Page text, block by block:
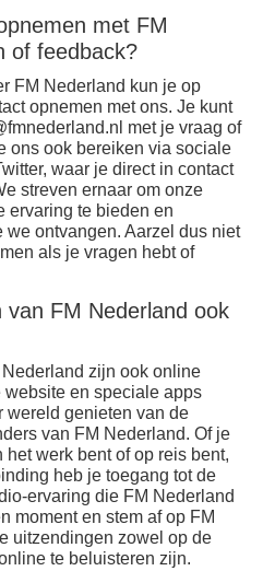
met FM
of feedback?
FM Nederland kun je op
opnemen met ons. Je kunt
met je vraag of
ons ook bereiken via sociale
waar je direct in contact
streven ernaar om onze
ervaring te bieden en
ontvangen. Aarzel dus niet
als je vragen hebt of
FM Nederland ook
zijn ook online
en speciale apps
wereld genieten van de
van FM Nederland. Of je
werk bent of op reis bent,
heb je toegang tot de
ervaring die FM Nederland
moment en stem af op FM
uitzendingen zowel op de
te beluisteren zijn.